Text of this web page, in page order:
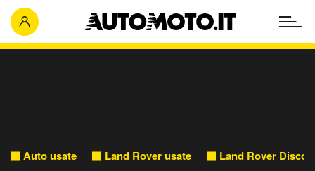
Auto usate Land Rover usate Land Rover